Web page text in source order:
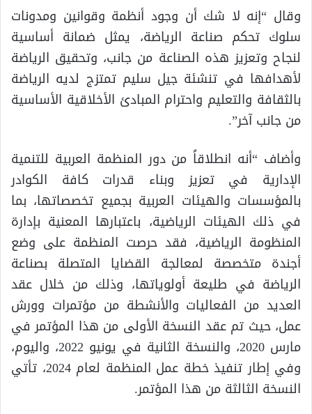
وقال “إنه لا شك أن وجود أنظمة وقوانين ومدونات
سلوك تحكم صناعة الرياضة، يمثل ضمانة أساسية
لنجاح وتعزيز هذه الصناعة من جانب، وتحقيق الرياضة
لأهدافها في تنشئة جيل سليم تمتزج لديه الرياضة
بالثقافة والتعليم واحترام المبادئ الأخلاقية الأساسية
من جانب آخر”.
وأضاف “أنه انطلاقاً من دور المنظمة العربية للتنمية
الإدارية في تعزيز وبناء قدرات كافة الكوادر
بالمؤسسات والهيئات العربية بجميع تخصصاتها، بما
في ذلك الهيئات الرياضية، باعتبارها المعنية بإدارة
المنظومة الرياضية، فقد حرصت المنظمة على وضع
أجندة متخصصة لمعالجة القضايا المتصلة بصناعة
الرياضة في طليعة أولوياتها، وذلك من خلال عقد
العديد من الفعاليات والأنشطة من مؤتمرات وورش
عمل، حيث تم عقد النسخة الأولى من هذا المؤتمر في
مارس 2020، والنسخة الثانية في يونيو 2022، واليوم،
وفي إطار تنفيذ خطة عمل المنظمة لعام 2024، تأتي
النسخة الثالثة من هذا المؤتمر.